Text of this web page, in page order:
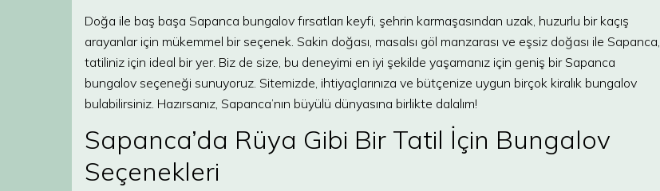
Doğa ile baş başa Sapanca bungalov fırsatları keyfi, şehrin karmaşasından uzak, huzurlu bir kaçış
arayanlar için mükemmel bir seçenek. Sakin doğası, masalsı göl manzarası ve eşsiz doğası ile Sapanca,
tatiliniz için ideal bir yer. Biz de size, bu deneyimi en iyi şekilde yaşamanız için geniş bir Sapanca
bungalov seçeneği sunuyoruz. Sitemizde, ihtiyaçlarınıza ve bütçenize uygun birçok kiralık bungalov
bulabilirsiniz. Hazırsanız, Sapanca’nın büyülü dünyasına birlikte dalalım!
Sapanca’da Rüya Gibi Bir Tatil İçin Bungalov
Seçenekleri